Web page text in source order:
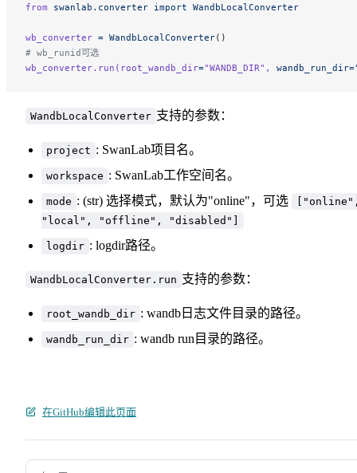
from swanlab.converter import WandbLocalConverter
wb_converter = WandbLocalConverter()
# wb_runid可选
wb_converter.run(root_wandb_dir="WANDB_DIR" ,
WandbLocalConverter 支持的参数：
project : SwanLab项目名。
workspace : SwanLab工作空间名。
mode : (str) 选择模式，默认为"online"，可选
"local", "offline", "disabled"]
logdir : logdir路径。
WandbLocalConverter.run 支持的参数：
root_wandb_dir : wandb日志文件目录的路径。
wandb_run_dir : wandb run目录的路径。
在GitHub编辑此页面
Pager